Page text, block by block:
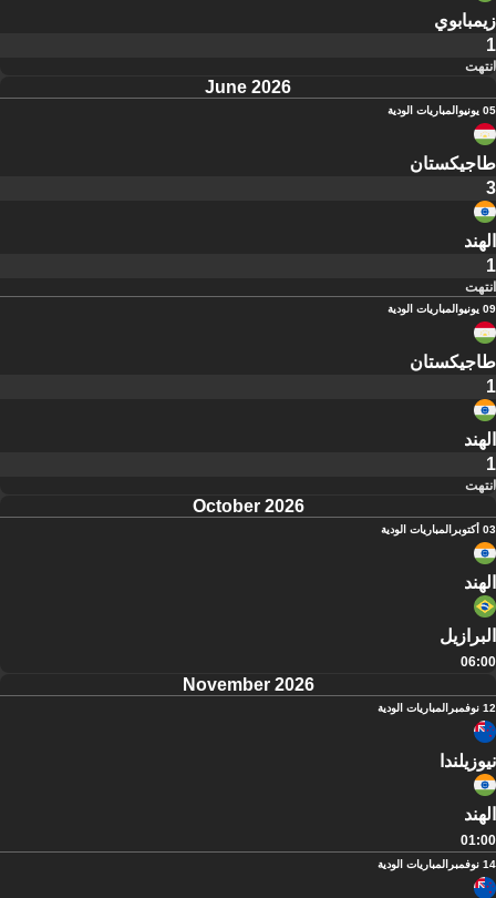
زيمبابوي
1
انتهت
June 2026
05 يونيو المباريات الودية
طاجيكستان
3
الهند
1
انتهت
09 يونيو المباريات الودية
طاجيكستان
1
الهند
1
انتهت
October 2026
03 أكتوبر المباريات الودية
الهند
البرازيل
06:00
November 2026
12 نوفمبر المباريات الودية
نيوزيلندا
الهند
01:00
14 نوفمبر المباريات الودية